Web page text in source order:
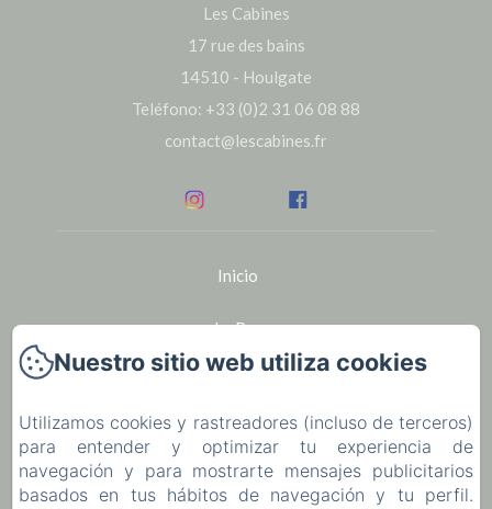
Les Cabines
17 rue des bains
14510 - Houlgate
Teléfono: +33 (0)2 31 06 08 88
contact@lescabines.fr
Inicio
Le Bar
Alquiler de bicicletas en Houlgate
La región
Nuestro sitio web utiliza cookies
Utilizamos cookies y rastreadores (incluso de terceros)
para entender y optimizar tu experiencia de
navegación y para mostrarte mensajes publicitarios
basados en tus hábitos de navegación y tu perfil.